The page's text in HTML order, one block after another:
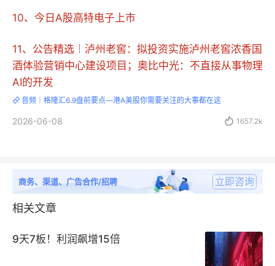
10、今日A股高特电子上市
11、公告精选︱泸州老窖：拟投资实施泸州老窖浓香国
酒体验营销中心建设项目；奥比中光：不直接从事物理
AI的开发
 音频︱格隆汇6.9盘前要点—港A美股你需要关注的大事都在这
2026-06-08  1657.2k
商务、渠道、广告合作/招聘 立即咨询
相关文章
9天7板！利润飙增15倍